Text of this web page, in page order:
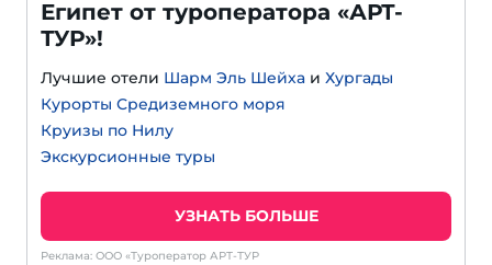
Египет от туроператора «АРТ-
ТУР»!
Лучшие отели Шарм Эль Шейха и Хургады
Курорты Средиземного моря
Круизы по Нилу
Экскурсионные туры
УЗНАТЬ БОЛЬШЕ
Реклама: ООО «Туроператор АРТ-ТУР